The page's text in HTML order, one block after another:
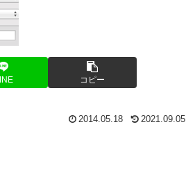
コピー
2014.05.18 2021.09.05